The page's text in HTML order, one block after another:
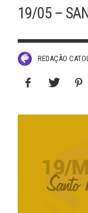
19/05 –
REDAÇÃO